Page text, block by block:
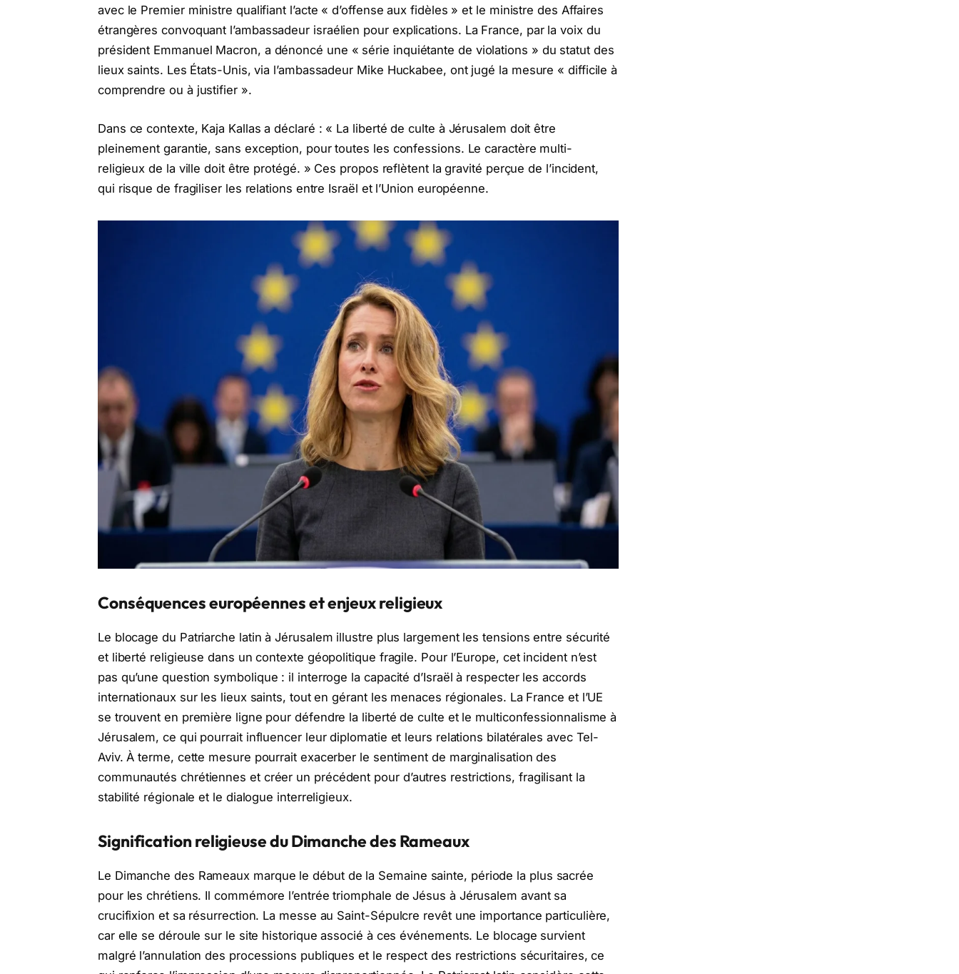
avec le Premier ministre qualifiant l’acte « d’offense aux fidèles » et le ministre des Affaires
étrangères convoquant l’ambassadeur israélien pour explications. La France, par la voix du
président Emmanuel Macron, a dénoncé une « série inquiétante de violations » du statut des
lieux saints. Les États-Unis, via l’ambassadeur Mike Huckabee, ont jugé la mesure « difficile à
comprendre ou à justifier ».
Dans ce contexte, Kaja Kallas a déclaré : « La liberté de culte à Jérusalem doit être
pleinement garantie, sans exception, pour toutes les confessions. Le caractère multi-
religieux de la ville doit être protégé. » Ces propos reflètent la gravité perçue de l’incident,
qui risque de fragiliser les relations entre Israël et l’Union européenne.
Conséquences européennes et enjeux religieux
Le blocage du Patriarche latin à Jérusalem illustre plus largement les tensions entre sécurité
et liberté religieuse dans un contexte géopolitique fragile. Pour l’Europe, cet incident n’est
pas qu’une question symbolique : il interroge la capacité d’Israël à respecter les accords
internationaux sur les lieux saints, tout en gérant les menaces régionales. La France et l’UE
se trouvent en première ligne pour défendre la liberté de culte et le multiconfessionnalisme à
Jérusalem, ce qui pourrait influencer leur diplomatie et leurs relations bilatérales avec Tel-
Aviv. À terme, cette mesure pourrait exacerber le sentiment de marginalisation des
communautés chrétiennes et créer un précédent pour d’autres restrictions, fragilisant la
stabilité régionale et le dialogue interreligieux.
Signification religieuse du Dimanche des Rameaux
Le Dimanche des Rameaux marque le début de la Semaine sainte, période la plus sacrée
pour les chrétiens. Il commémore l’entrée triomphale de Jésus à Jérusalem avant sa
crucifixion et sa résurrection. La messe au Saint-Sépulcre revêt une importance particulière,
car elle se déroule sur le site historique associé à ces événements. Le blocage survient
malgré l’annulation des processions publiques et le respect des restrictions sécuritaires, ce